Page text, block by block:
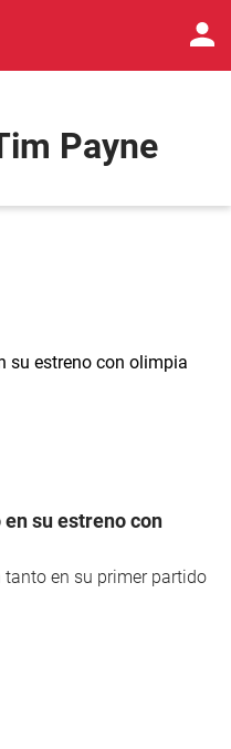
Payne
su estreno con
en su primer partido